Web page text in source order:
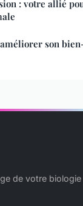
: votre allié
son
de votre